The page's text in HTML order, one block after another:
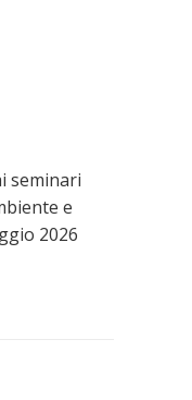
seminari
e
2026